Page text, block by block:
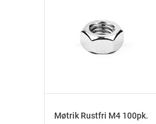
Møtrik Rustfri M4 100pk.